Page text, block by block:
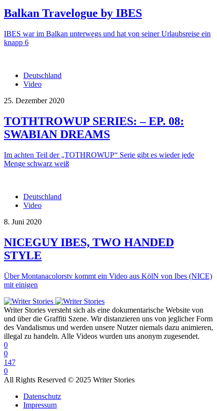
Balkan Travelogue by IBES
IBES war im Balkan unterwegs und hat von seiner Urlaubsreise ein
knapp 6
Deutschland
Video
25. Dezember 2020
TOTHTROWUP SERIES: – EP. 08:
SWABIAN DREAMS
Im achten Teil der „TOTHROWUP“ Serie gibt es wieder jede
Menge schwarz weiß
Deutschland
Video
8. Juni 2020
NICEGUY IBES, TWO HANDED
STYLE
Über Montanacolorstv kommt ein Video aus KölN von Ibes (NICE)
mit einigen
Writer Stories versteht sich als eine dokumentarische Website von
und über die Graffiti Szene. Wir distanzieren uns von jeglicher Form
des Vandalismus und werden unsere Nutzer niemals dazu animieren,
illegal zu handeln. Alle Videos wurden uns anonym zugesendet.
0
0
147
0
All Rights Reserved © 2025 Writer Stories
Datenschutz
Impressum